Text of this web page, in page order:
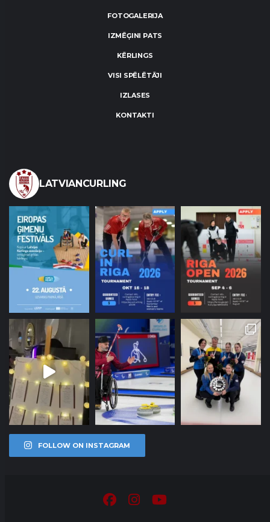
FOTOGALERIJA
IZMĒĢINI PATS
KĒRLINGS
VISI SPĒLĒTĀJI
IZLASES
KONTAKTI
LATVIANCURLING
FOLLOW ON INSTAGRAM